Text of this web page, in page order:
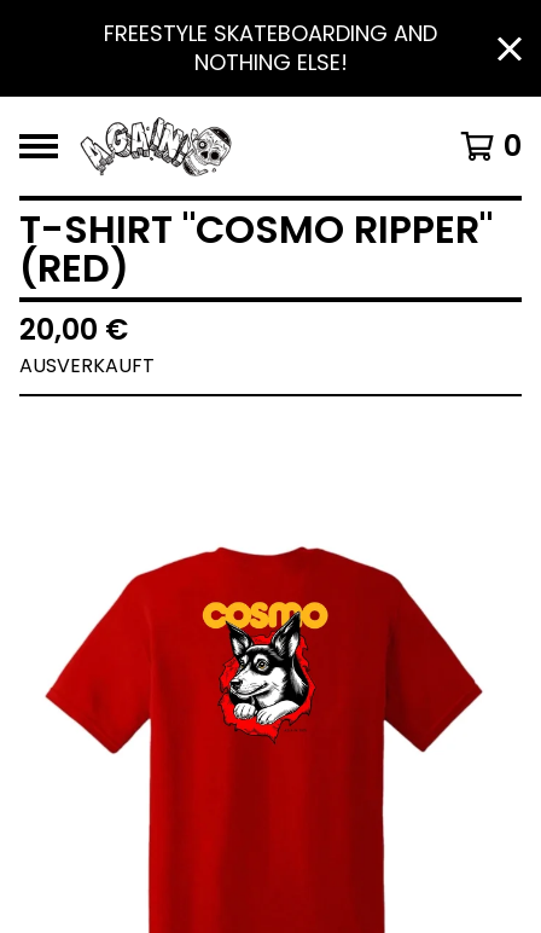
FREESTYLE SKATEBOARDING AND
NOTHING ELSE!
0
T-SHIRT "COSMO RIPPER"
(RED)
20,00 €
AUSVERKAUFT